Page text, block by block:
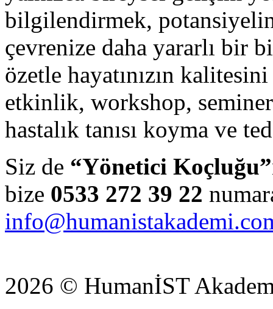
bilgilendirmek,
çevrenize daha yararlı bir
özetle hayatınızın
etkinlik, workshop,
hastalık tanısı koyma ve
Siz de “Yönetici Koçluğu”
bize 0533 272 39 22
2026 © HumanİST